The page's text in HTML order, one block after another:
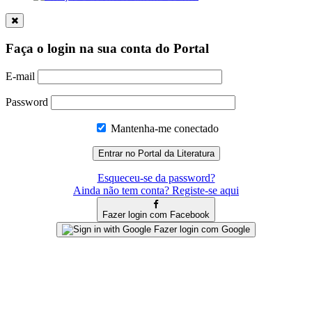
Faça o login na sua conta do Portal
E-mail
Password
Mantenha-me conectado
Esqueceu-se da password?
Ainda não tem conta? Registe-se aqui
Fazer login com Facebook
Fazer login com Google